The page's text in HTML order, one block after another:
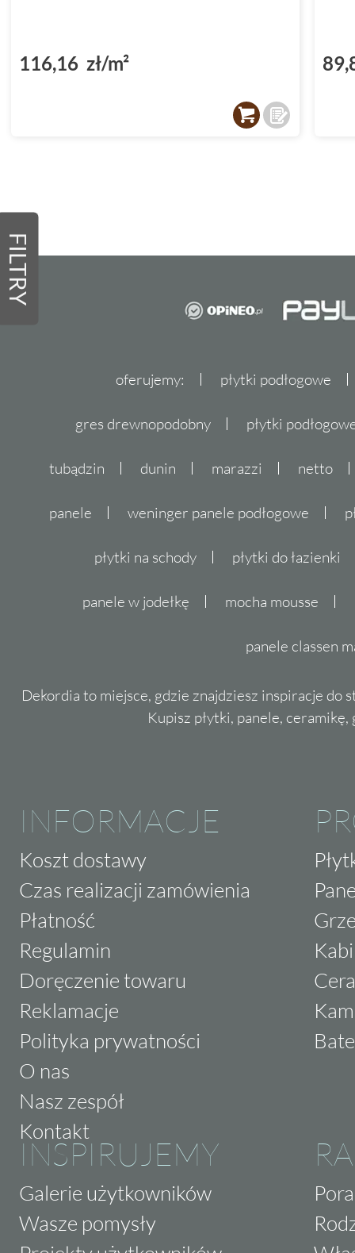
FILTRY
116,16 zł/m²
oferujemy: płytki podłogowe
gres drewnopodobny płytki
tubądzin dunin marazzi netto
panele weninger panele podłogowe
płytki na schody płytki do łazienki
panele w jodełkę mocha mousse
panele classen
Dekordia to miejsce, gdzie znajdziesz inspiracje do
Kupisz płytki, panele,
INFORMACJE
Koszt dostawy
Czas realizacji zamówienia
Płatność
Regulamin
Doręczenie towaru
Reklamacje
Polityka prywatności
O nas
Nasz zespół
Kontakt
INSPIRUJEMY
Galerie użytkowników
Wasze pomysły